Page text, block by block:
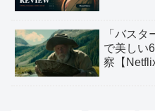
「バス
で美しい
察【